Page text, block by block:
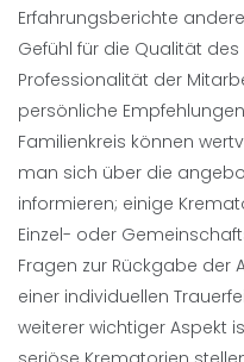
Erfahrungsberichte
Gefühl für die Qualität
Professionalität der
persönliche
Familienkreis können
man sich über die
informieren; einige
Einzel- oder
Fragen zur Rückgabe der
einer individuellen
weiterer wichtiger Aspekt